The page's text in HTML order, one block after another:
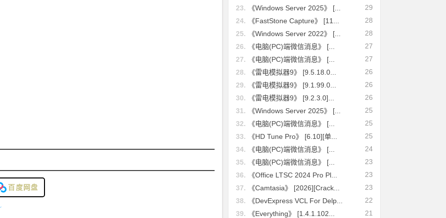
百度网盘
29
23.
《Windows Server 2025》 [...
28
24.
《FastStone Capture》 [11...
28
25.
《Windows Server 2022》 [...
27
26.
《电脑(PC)端微信消息》 [...
27
27.
《电脑(PC)端微信消息》 [...
26
28.
《雷电模拟器9》 [9.5.18.0...
26
29.
《雷电模拟器9》 [9.1.99.0...
26
30.
《雷电模拟器9》 [9.2.3.0]...
25
31.
《Windows Server 2025》 [...
25
32.
《电脑(PC)端微信消息》 [...
25
33.
《HD Tune Pro》 [6.10][单...
24
34.
《电脑(PC)端微信消息》 [...
23
35.
《电脑(PC)端微信消息》 [...
23
36.
《Office LTSC 2024 Pro Pl...
23
37.
《Camtasia》 [2026][Crack...
22
38.
《DevExpress VCL For Delp...
21
39.
《Everything》 [1.4.1.102...